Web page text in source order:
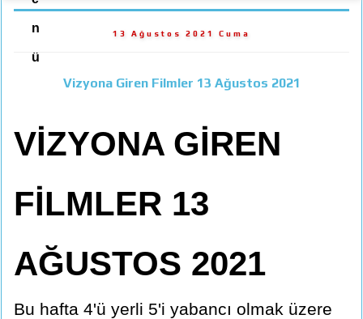
n
ü
13 Ağustos 2021 Cuma
Vizyona Giren Filmler 13 Ağustos 2021
VİZYONA GİREN
FİLMLER 13
AĞUSTOS 2021
Bu hafta 4'ü yerli 5'i yabancı olmak üzere